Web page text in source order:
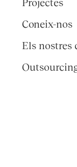
Projectes
Coneix-nos
Els nostres